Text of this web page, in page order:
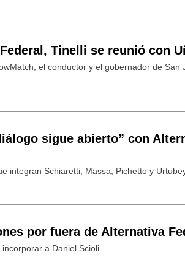
Tinelli se reunió con
el conductor y el gobernador de San
sigue abierto” con
integran Schiaretti, Massa, Pichetto y
por fuera de Alternativa
a Daniel Scioli.